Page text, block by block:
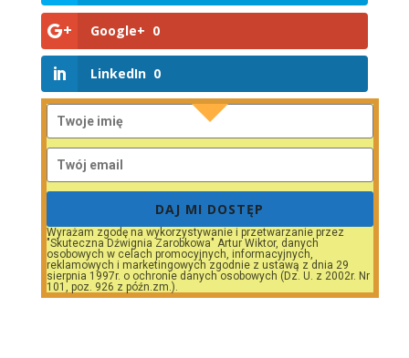
Google+ 0
LinkedIn 0
DAJ MI DOSTĘP
Wyrażam zgodę na wykorzystywanie i przetwarzanie przez
"Skuteczna Dźwignia Zarobkowa" Artur Wiktor, danych
osobowych w celach promocyjnych, informacyjnych,
reklamowych i marketingowych zgodnie z ustawą z dnia 29
sierpnia 1997r. o ochronie danych osobowych (Dz. U. z 2002r. Nr
101, poz. 926 z późn.zm.).